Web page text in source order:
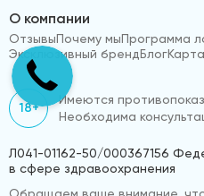
О компании
ОтзывыПочему мыПрограмма
Эксклюзивный брендБлог
18+
Имеются
Необходима
Л041-01162-50/000367156
в сфере здравоохранения
Обращаем ваше внимание,